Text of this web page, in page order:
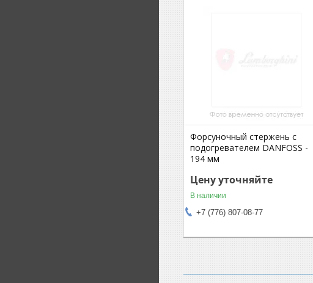
Форсуночный стержень с
подогревателем DANFOSS -
194 мм
Цену уточняйте
В наличии
+7 (776) 807-08-77